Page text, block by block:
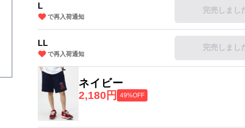
L
で再入荷通知
完売しまし
LL
で再入荷通知
完売しまし
ネイビー
2,180円
49%OFF